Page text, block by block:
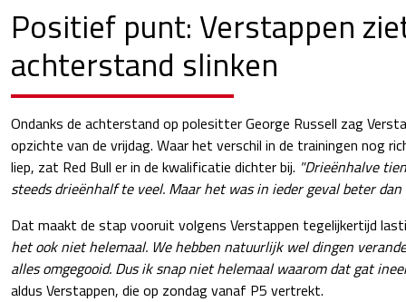
Positief punt: Verstappen
achterstand slinken
Ondanks de achterstand op polesitter George Russell zag
opzichte van de vrijdag. Waar het verschil in de trainingen nog
liep, zat Red Bull er in de kwalificatie dichter bij. "Drieënhalve
steeds drieënhalf te veel. Maar het was in ieder geval beter
Dat maakt de stap vooruit volgens Verstappen tegelijkertijd
het ook niet helemaal. We hebben natuurlijk wel dingen
alles omgegooid. Dus ik snap niet helemaal waarom dat gat
aldus Verstappen, die op zondag vanaf P5 vertrekt.